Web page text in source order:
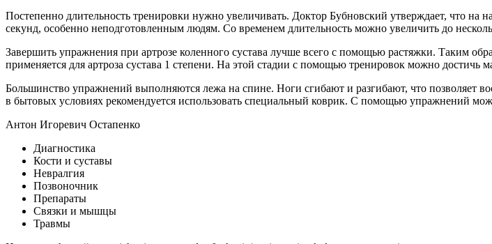
Постепенно длительность тренировки нужно увеличивать. Доктор Бубновский утверждает, что
секунд, особенно неподготовленным людям. Со временем длительность можно увеличить до
Завершить упражнения при артрозе коленного сустава лучше всего с помощью растяжки. Таким
применяется для артроза сустава 1 степени. На этой стадии с помощью тренировок можно достичь
Большинство упражнений выполняются лежа на спине. Ноги сгибают и разгибают, что позволяет
в бытовых условиях рекомендуется использовать специальный коврик. С помощью упражнений
Антон Игоревич Остапенко
Диагностика
Кости и суставы
Невралгия
Позвоночник
Препараты
Связки и мышцы
Травмы